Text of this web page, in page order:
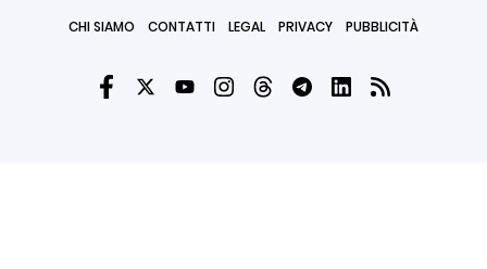
CHI SIAMO CONTATTI LEGAL PRIVACY PUBBLICITÀ